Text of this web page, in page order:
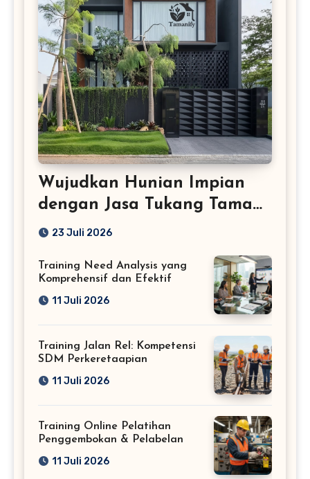
Wujudkan Hunian Impian
dengan Jasa Tukang Taman
Profesional
23 Juli 2026
Training Need Analysis yang
Komprehensif dan Efektif
11 Juli 2026
Training Jalan Rel: Kompetensi
SDM Perkeretaapian
11 Juli 2026
Training Online Pelatihan
Penggembokan & Pelabelan
11 Juli 2026